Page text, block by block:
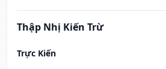
Thập Nhị Kiến Trừ
Trực Kiến